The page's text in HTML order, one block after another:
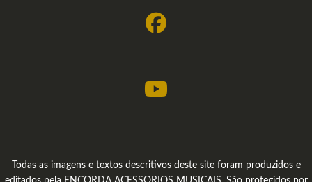
Todas as imagens e textos descritivos deste site foram produzidos e